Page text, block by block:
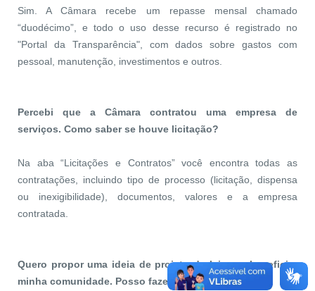
Sim. A Câmara recebe um repasse mensal chamado
“duodécimo”, e todo o uso desse recurso é registrado no
"Portal da Transparência", com dados sobre gastos com
pessoal, manutenção, investimentos e outros.
Percebi que a Câmara contratou uma empresa de
serviços. Como saber se houve licitação?
Na aba “Licitações e Contratos” você encontra todas as
contratações, incluindo tipo de processo (licitação, dispensa
ou inexigibilidade), documentos, valores e a empresa
contratada.
Quero propor uma ideia de projeto de lei para beneficiar
minha comunidade. Posso fazer isso?